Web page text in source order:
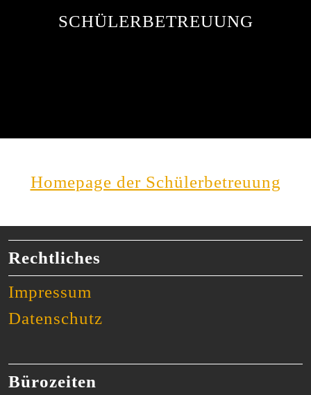
SCHÜLERBETREUUNG
Homepage der Schülerbetreuung
Rechtliches
Impressum
Datenschutz
Bürozeiten